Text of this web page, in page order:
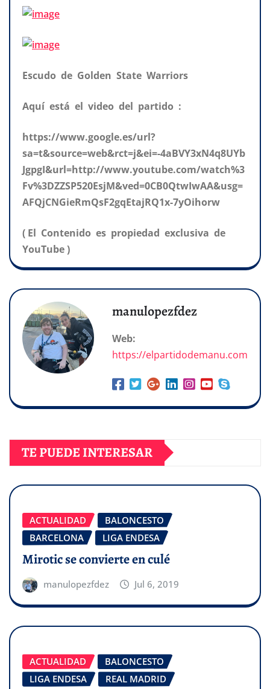
Escudo de Golden State Warriors
Aquí está el video del partido :
https://www.google.es/url?
sa=t&source=web&rct=j&ei=-4aBVY3xN4q8UYb
JgpgI&url=http://www.youtube.com/watch%3
Fv%3DZZSP520EsjM&ved=0CB0QtwIwAA&usg=
AFQjCNGieRmQsF2gqEtajRQ1x-7yOihorw
( El Contenido es propiedad exclusiva de
YouTube )
manulopezfdez
Web:
https://elpartidodemanu.com
TE PUEDE INTERESAR
ACTUALIDAD
BALONCESTO
BARCELONA
LIGA ENDESA
Mirotic se convierte en culé
manulopezfdez Jul 6, 2019
ACTUALIDAD
BALONCESTO
LIGA ENDESA
REAL MADRID